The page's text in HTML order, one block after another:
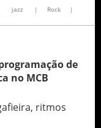
jazz | Rock
|
de
no MCB
ritmos